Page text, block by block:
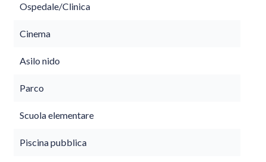
Ospedale/Clinica
Cinema
Asilo nido
Parco
Scuola elementare
Piscina pubblica